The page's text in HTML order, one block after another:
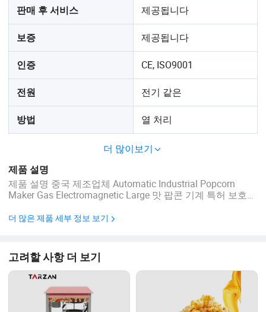
판매 후 서비스 제공됩니다
보증 제공됩니다
인증 CE, ISO9001
전원 전기 같은
방법 열 처리
더 많이보기
제품 설명
제품 설명 중국 제조업체 Automatic Industrial Popcorn
Maker Gas Electromagnetic Large 맛 팝콘 기계 특허 보호를
니다. 우리는 두 종류의 팝콘 기계들을 가지고 있습니다, 하
출력이 큰 경우 팝콘 생산 라인을 사용할 수 있습니다. 생산
라인의 최소 길이는 7미터입니다. ...
더 많은 제품 세부 정보 보기
고려할 사항 더 보기